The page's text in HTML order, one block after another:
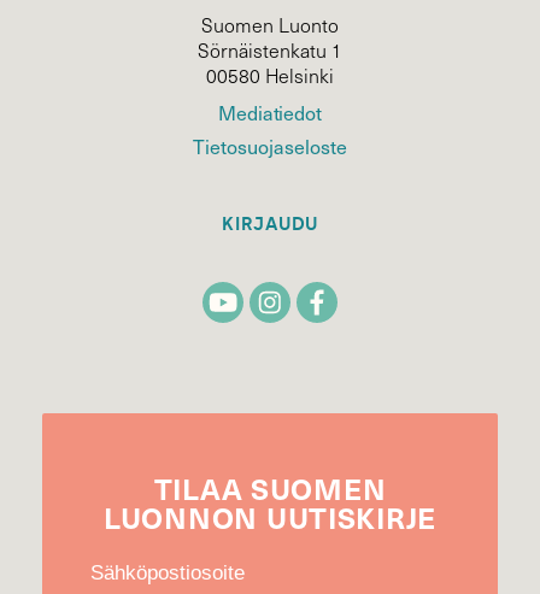
Suomen Luonto
Sörnäistenkatu 1
00580 Helsinki
Mediatiedot
Tietosuojaseloste
KIRJAUDU
TILAA SUOMEN
LUONNON UUTIS­KIRJE
Sähköpostiosoite